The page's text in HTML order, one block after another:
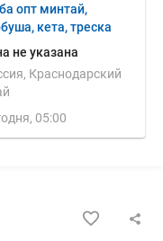
опт минтай,
кета, треска
не указана
Краснодарский
05:00